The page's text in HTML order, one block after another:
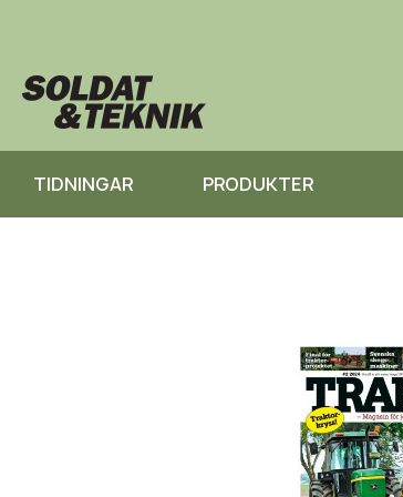
TIDNINGAR PRODUKTER